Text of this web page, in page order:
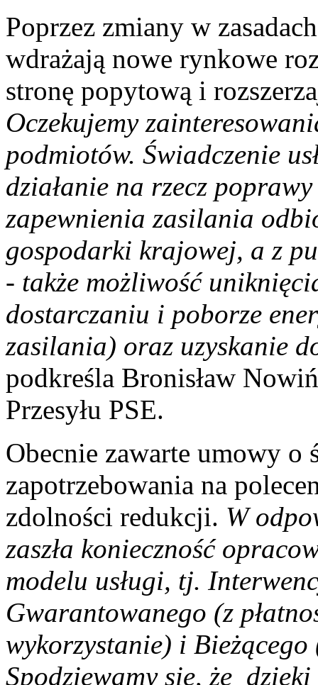
Poprzez zmiany w
wdrażają nowe rynkowe
stronę popytową i
Oczekujemy
podmiotów. Świadczenie
działanie na rzecz
zapewnienia zasilania
gospodarki krajowej, a z
- także możliwość
dostarczaniu i poborze
zasilania) oraz uzyskanie
podkreśla Bronisław
Przesyłu PSE.
Obecnie zawarte umowy o
zapotrzebowania na
zdolności redukcji. W
zaszła konieczność
modelu usługi, tj.
Gwarantowanego (z
wykorzystanie) i
Spodziewamy się, że